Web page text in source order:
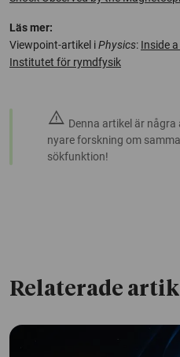
Läs mer:
Viewpoint-artikel iPhysics: Inside
Institutet för rymdfysik
warning Denna artikel är
nyare forskning om
sökfunktion!
Relaterade